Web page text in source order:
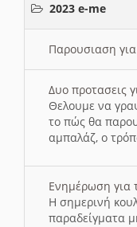
2023 e-me
Παρουσιαση
Δυο προτασεις
Θελουμε να
το πώς θα
αμπαλάζ, ο
Ενημέρωση
Η σημερινή
παραδείγματα